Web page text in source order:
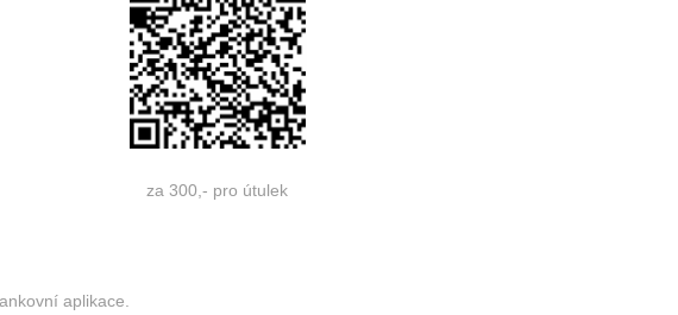
za 300,- pro útulek
aplikace.